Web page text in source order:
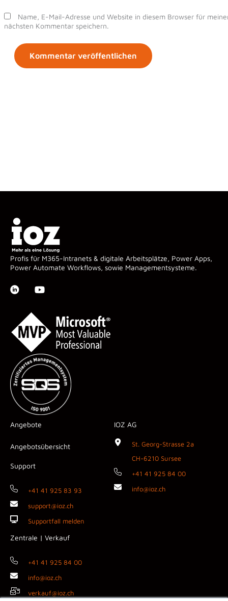
Name, E-Mail-Adresse und Website in diesem Browser für
nächsten Kommentar speichern.
Profis für M365-Intranets & digitale Arbeitsplätze, Power Apps,
Power Automate Workflows, sowie Managementsysteme.
Angebote
Angebotsübersicht
Support
+41 41 925 83 93
support@ioz.ch
Supportfall melden
Zentrale | Verkauf
+41 41 925 84 00
info@ioz.ch
verkauf@ioz.ch
IOZ AG
St. Georg-Strasse 2a
CH-6210 Sursee
+41 41 925 84 00
info@ioz.ch